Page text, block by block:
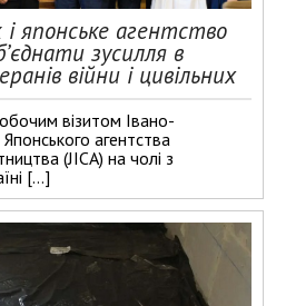
і японське агентство
зусилля в
війни і цивільних
візитом Івано-
агентства
(JICA) на чолі з
[…]